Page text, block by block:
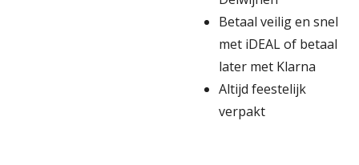
Betaal veilig en snel
met iDEAL of betaal
later met Klarna
Altijd feestelijk
verpakt